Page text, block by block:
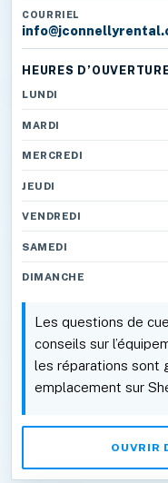
COURRIEL
HEURES
LUNDI
MARDI
MERCREDI
JEUDI
VENDREDI
SAMEDI
DIMANCHE
Les questions de
conseils sur
les réparations sont
emplacement sur
OUVRIR